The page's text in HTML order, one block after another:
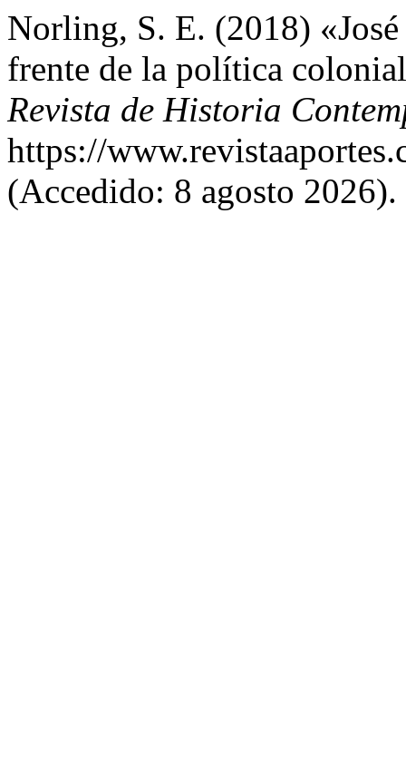
Norling, S. E. (2018)
frente de la política
Revista de Historia
https://
(Accedido: 8 agosto 2026).